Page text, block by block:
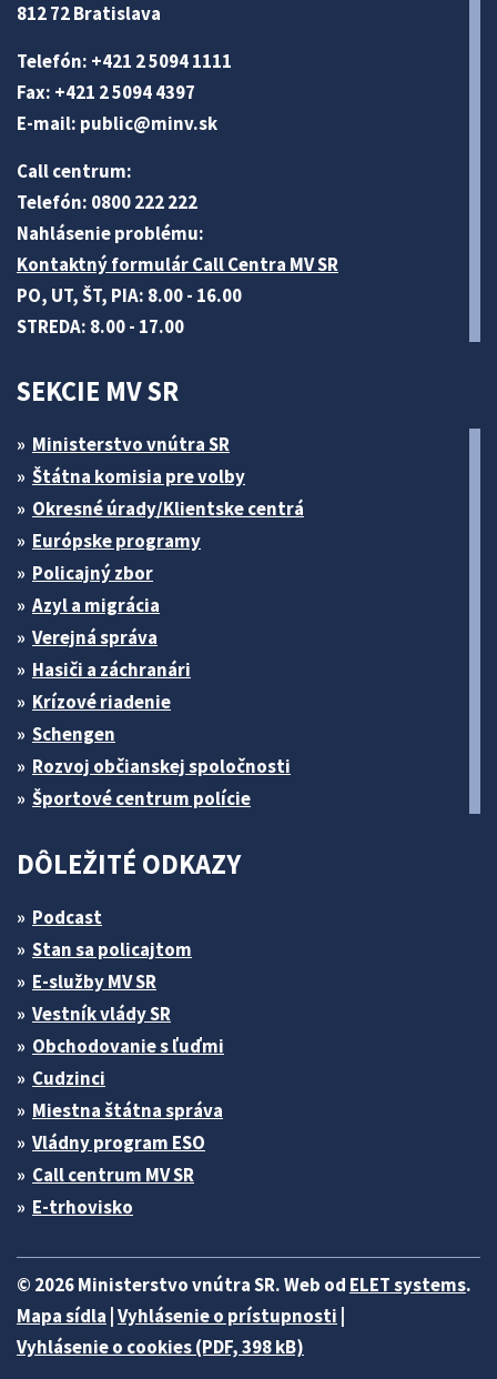
812 72 Bratislava
Telefón: +421 2 5094 1111
Fax: +421 2 5094 4397
E-mail: public@minv.sk
Call centrum:
Telefón: 0800 222 222
Nahlásenie problému:
Kontaktný formulár Call Centra MV SR
PO, UT, ŠT, PIA: 8.00 - 16.00
STREDA: 8.00 - 17.00
SEKCIE MV SR
Ministerstvo vnútra SR
Štátna komisia pre volby
Okresné úrady/Klientske centrá
Európske programy
Policajný zbor
Azyl a migrácia
Verejná správa
Hasiči a záchranári
Krízové riadenie
Schengen
Rozvoj občianskej spoločnosti
Športové centrum polície
DÔLEŽITÉ ODKAZY
Podcast
Stan sa policajtom
E-služby MV SR
Vestník vlády SR
Obchodovanie s ľuďmi
Cudzinci
Miestna štátna správa
Vládny program ESO
Call centrum MV SR
E-trhovisko
© 2026 Ministerstvo vnútra SR. Web od ELET systems.
Mapa sídla Vyhlásenie o prístupnosti
Vyhlásenie o cookies (PDF, 398 kB)